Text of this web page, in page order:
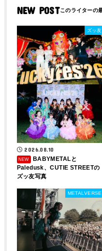
NEW POST
ズッ友
2026.08.10
BABYMETALと
Paledusk、CUTIE STREETの
ズッ友写真
METALVERSE